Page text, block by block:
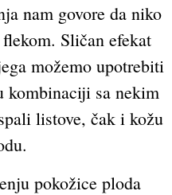
nam govore da niko
Sličan efekat
možemo upotrebiti
kombinaciji sa nekim
listove, čak i kožu
pokožice ploda